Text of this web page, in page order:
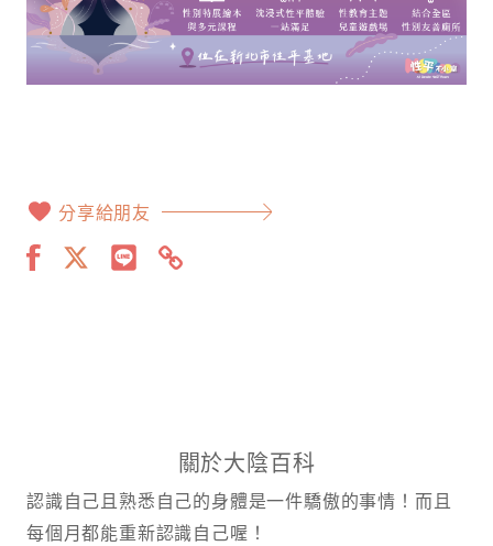
分享給朋友
關於大陰百科
認識自己且熟悉自己的身體是一件驕傲的事情！而且
每個月都能重新認識自己喔！